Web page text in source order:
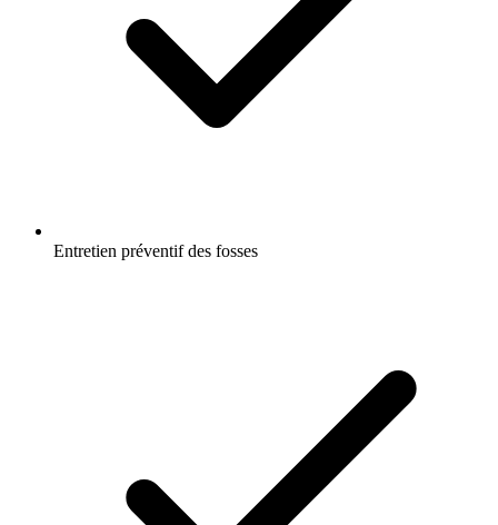
Entretien préventif des fosses